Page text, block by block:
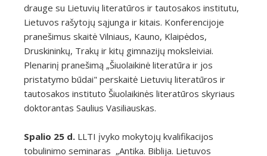
drauge su Lietuvių literatūros ir tautosakos institutu,
Lietuvos rašytojų sąjunga ir kitais. Konferencijoje
pranešimus skaitė Vilniaus, Kauno, Klaipėdos,
Druskininkų, Trakų ir kitų gimnazijų moksleiviai.
Plenarinį pranešimą „Šiuolaikinė literatūra ir jos
pristatymo būdai" perskaitė Lietuvių literatūros ir
tautosakos instituto Šiuolaikinės literatūros skyriaus
doktorantas Saulius Vasiliauskas.
Spalio 25 d. LLTI įvyko mokytojų kvalifikacijos
tobulinimo seminaras „Antika. Biblija. Lietuvos